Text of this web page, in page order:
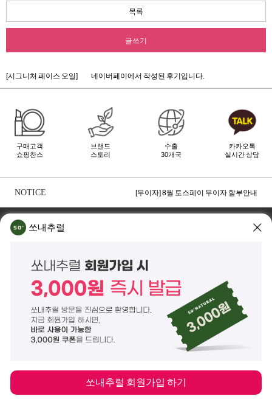
목록
글쓰기
[시그니처 페이스 오일] 네이버페이에서 작성된 후기입니다.
구매고객
쇼핑찬스
브랜드
스토리
수출
30개국
카카오톡
실시간 상담
NOTICE
[무이자] 8월 토스페이 무이자 할부안내
쏘내추럴 소개
사업자등록번호 261-81-21889
통신판매업신고 제2014-서울강남-03442호
제품/배송 문의help@sonatural.co.kr
마케팅 문의 marketing@sonatural.co.kr
(평일 10:00~18:00 / 점심시간 12:30~13:30)
해외 수출 문의
MAILinfo@sonatural.co.kr
ENGLISH CS CENTER
쏘내추럴
쏘내추럴 회원가입 하기